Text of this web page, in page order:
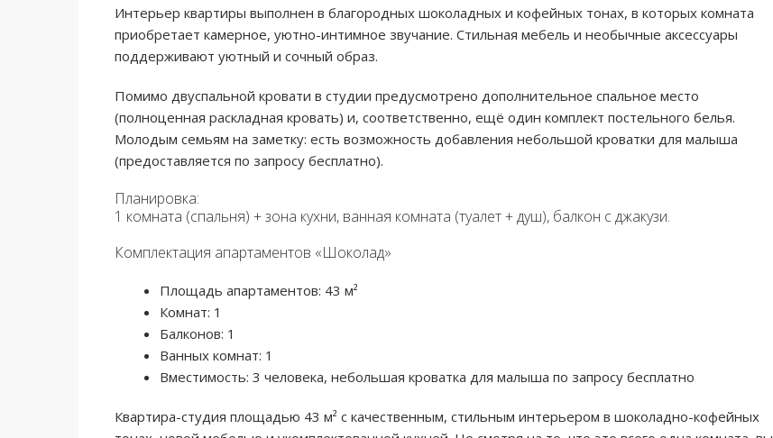
Интерьер квартиры выполнен в благородных шоколадных и кофейных тонах, в которых комната
приобретает камерное, уютно-интимное звучание. Стильная мебель и необычные аксессуары
поддерживают уютный и сочный образ.
Помимо двуспальной кровати в студии предусмотрено дополнительное спальное место
(полноценная раскладная кровать) и, соответственно, ещё один комплект постельного белья.
Молодым семьям на заметку: есть возможность добавления небольшой кроватки для малыша
(предоставляется по запросу бесплатно).
Планировка:
1 комната (спальня) + зона кухни, ванная комната (туалет + душ), балкон с джакузи.
Комплектация апартаментов «Шоколад»
Площадь апартаментов: 43 м²
Комнат: 1
Балконов: 1
Ванных комнат: 1
Вместимость: 3 человека, небольшая кроватка для малыша по запросу бесплатно
Квартира-студия площадью 43 м² с качественным, стильным интерьером в шоколадно-кофейных